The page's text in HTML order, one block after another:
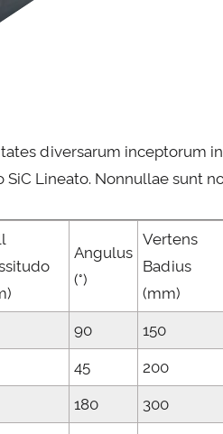
diversarum inceptorum
Lineato. Nonnullae sunt
Angulus
(°)
Vertens
Badius
(mm)
90 150
45 200
180 300